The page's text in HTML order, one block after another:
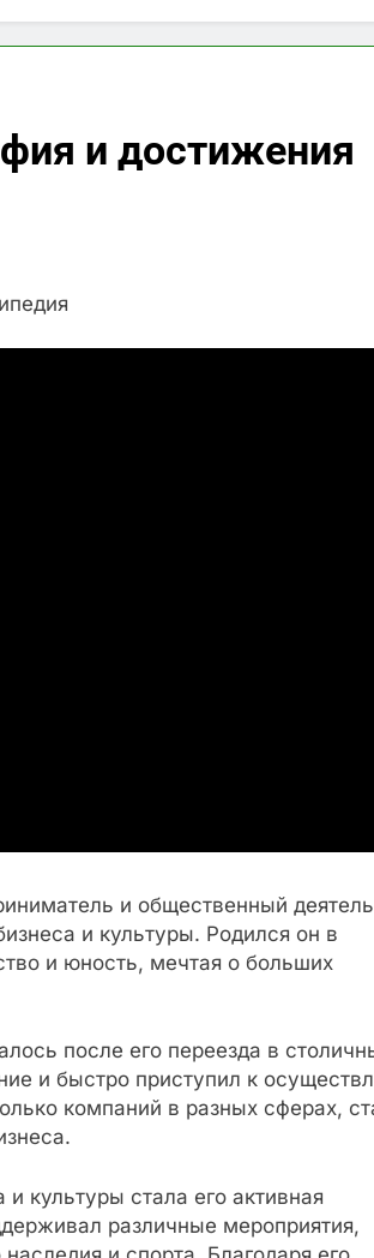
и достижения
и общественный
и культуры. Родился он в
и юность, мечтая о больших
после его переезда в
и быстро приступил к
компаний в разных сферах,
культуры стала его активная
различные мероприятия,